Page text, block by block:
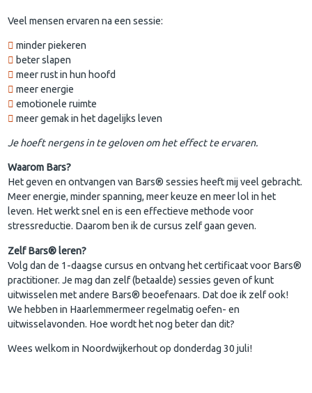
Veel mensen ervaren na een sessie:
minder piekeren
beter slapen
meer rust in hun hoofd
meer energie
emotionele ruimte
meer gemak in het dagelijks leven
Je hoeft nergens in te geloven om het effect te ervaren.
Waarom Bars?
Het geven en ontvangen van Bars® sessies heeft mij veel gebracht.
Meer energie, minder spanning, meer keuze en meer lol in het
leven. Het werkt snel en is een effectieve methode voor
stressreductie. Daarom ben ik de cursus zelf gaan geven.
Zelf Bars® leren?
Volg dan de 1-daagse cursus en ontvang het certificaat voor Bars®
practitioner. Je mag dan zelf (betaalde) sessies geven of kunt
uitwisselen met andere Bars® beoefenaars. Dat doe ik zelf ook!
We hebben in Haarlemmermeer regelmatig oefen- en
uitwisselavonden. Hoe wordt het nog beter dan dit?
Wees welkom in Noordwijkerhout op donderdag 30 juli!